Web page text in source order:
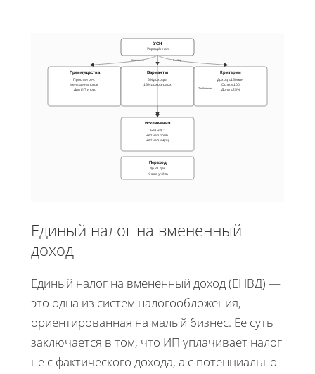
УСН
Упрощённая
Преимущества
Простая отч.
Меньше налогов
Для ИП и юр.
Варианты
6% доходы
15% доход-расх
Критерии
Доход ≤150млн
Сотр. ≤100
Доля ≤25%
Исключения
Без НДС
Нет нал.приб.
Нет нал.имущ.
Переход
До 31 дек
Книга учёта
Ключевые Выбор
Требования
Единый налог на вмененный
доход
Единый налог на вмененный доход (ЕНВД) —
это одна из систем налогообложения,
ориентированная на малый бизнес. Ее суть
заключается в том, что ИП уплачивает налог
не с фактического дохода, а с потенциально